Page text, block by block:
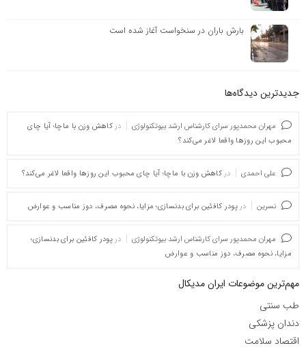
بارش باران در سنخواست آغاز شده است
جدیدترین دیدگاه‌‌ها
مهران محمدپور سرای کارشناس ارشد بیوتکنولوژی در کاهش وزن با ماچا؛ آیا چای
محبوب این روزها واقعا لاغر می‌کند؟
علی احمدی در کاهش وزن با ماچا؛ آیا چای محبوب این روزها واقعا لاغر می‌کند؟
نسرین در پودر کافئین برای بدنسازی؛ مزایا، نحوه مصرف، دوز مناسب و عوارض
مهران محمدپور سرای کارشناس ارشد بیوتکنولوژی در پودر کافئین برای بدنسازی؛
مزایا، نحوه مصرف، دوز مناسب و عوارض
مهم‌ترین موضوعات ایران مدیکال
طب سنتی
دندان پزشکی
اقتصاد سلامت